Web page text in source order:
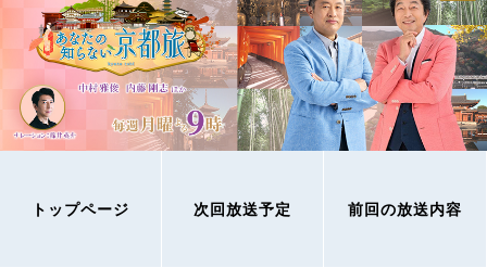
トップページ 次回放送予定 前回の放送内容